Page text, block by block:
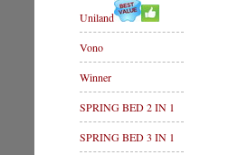
Uniland
Vono
Winner
SPRING BED 2 IN 1
SPRING BED 3 IN 1